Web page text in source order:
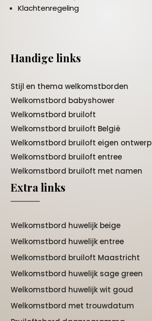
Klachtenregeling
Handige links
Stijl en thema welkomstborden
Welkomstbord babyshower
Welkomstbord bruiloft
Welkomstbord bruiloft België
Welkomstbord bruiloft eigen ontwerp
Welkomstbord bruiloft entree
Welkomstbord bruiloft met namen
Extra links
Welkomstbord huwelijk beige
Welkomstbord huwelijk entree
Welkomstbord bruiloft Maastricht
Welkomstbord huwelijk sage green
Welkomstbord huwelijk wit goud
Welkomstbord met trouwdatum